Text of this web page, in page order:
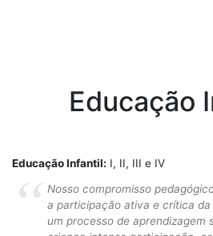
Educação
Educação Infantil: I, II, III e IV
Nosso compromisso
a participação ativa e crítica
um processo de aprendizagem